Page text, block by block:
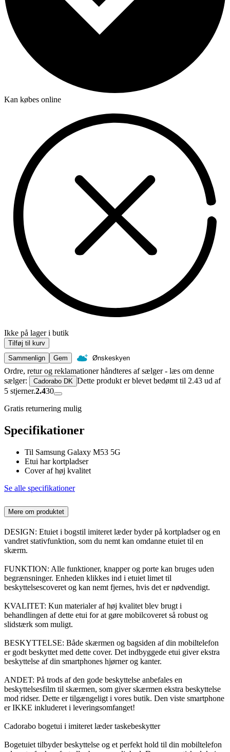
Kan købes online
Ikke på lager i butik
Tilføj til kurv
Sammenlign
Gem Ønskeskyen
Ordre, retur og reklamationer håndteres af sælger - læs om denne
sælger:
Cadorabo DK Dette produkt er blevet bedømt til 2.43 ud af
5 stjerner.2.430
Gratis returnering mulig
Specifikationer
Til Samsung Galaxy M53 5G
Etui har kortpladser
Cover af høj kvalitet
Se alle specifikationer
Mere om produktet
DESIGN: Etuiet i bogstil imiteret læder byder på kortpladser og en
vandret stativfunktion, som du nemt kan omdanne etuiet til en
skærm.
FUNKTION: Alle funktioner, knapper og porte kan bruges uden
begrænsninger. Enheden klikkes ind i etuiet limet til
beskyttelsescoveret og kan nemt fjernes, hvis det er nødvendigt.
KVALITET: Kun materialer af høj kvalitet blev brugt i
behandlingen af dette etui for at gøre mobilcoveret så robust og
slidstærk som muligt.
BESKYTTELSE: Både skærmen og bagsiden af din mobiltelefon
er godt beskyttet med dette cover. Det indbyggede etui giver ekstra
beskyttelse af din smartphones hjørner og kanter.
ANDET: På trods af den gode beskyttelse anbefales en
beskyttelsesfilm til skærmen, som giver skærmen ekstra beskyttelse
mod ridser. Dette er tilgængeligt i vores butik. Den viste smartphone
er IKKE inkluderet i leveringsomfanget!
Cadorabo bogetui i imiteret læder taskebeskytter
Bogetuiet tilbyder beskyttelse og et perfekt hold til din mobiltelefon